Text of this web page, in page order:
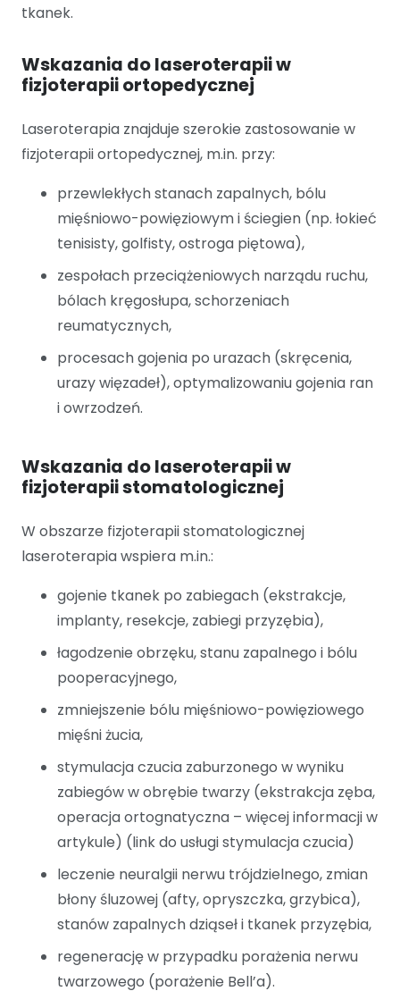
tkanek.
Wskazania do laseroterapii w
fizjoterapii ortopedycznej
Laseroterapia znajduje szerokie zastosowanie w
fizjoterapii ortopedycznej, m.in. przy:
przewlekłych stanach zapalnych, bólu
mięśniowo-powięziowym i ściegien (np. łokieć
tenisisty, golfisty, ostroga piętowa),
zespołach przeciążeniowych narządu ruchu,
bólach kręgosłupa, schorzeniach
reumatycznych,
procesach gojenia po urazach (skręcenia,
urazy więzadeł), optymalizowaniu gojenia ran
i owrzodzeń.
Wskazania do laseroterapii w
fizjoterapii stomatologicznej
W obszarze fizjoterapii stomatologicznej
laseroterapia wspiera m.in.:
gojenie tkanek po zabiegach (ekstrakcje,
implanty, resekcje, zabiegi przyzębia),
łagodzenie obrzęku, stanu zapalnego i bólu
pooperacyjnego,
zmniejszenie bólu mięśniowo-powięziowego
mięśni żucia,
stymulacja czucia zaburzonego w wyniku
zabiegów w obrębie twarzy (ekstrakcja zęba,
operacja ortognatyczna – więcej informacji w
artykule) (link do usługi stymulacja czucia)
leczenie neuralgii nerwu trójdzielnego, zmian
błony śluzowej (afty, opryszczka, grzybica),
stanów zapalnych dziąseł i tkanek przyzębia,
regenerację w przypadku porażenia nerwu
twarzowego (porażenie Bell’a).